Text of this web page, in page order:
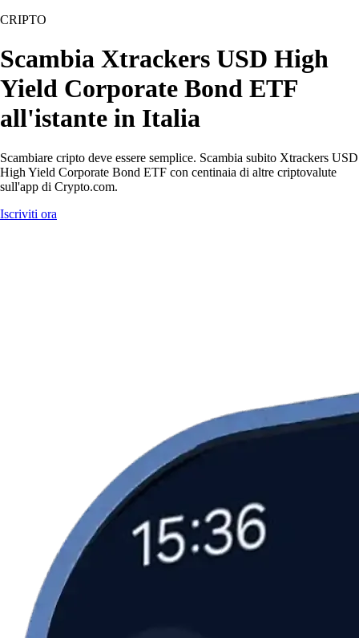
CRIPTO
Scambia Xtrackers USD High
Yield Corporate Bond ETF
all'istante in Italia
Scambiare cripto deve essere semplice. Scambia subito Xtrackers USD
High Yield Corporate Bond ETF con centinaia di altre criptovalute
sull'app di Crypto.com.
Iscriviti ora